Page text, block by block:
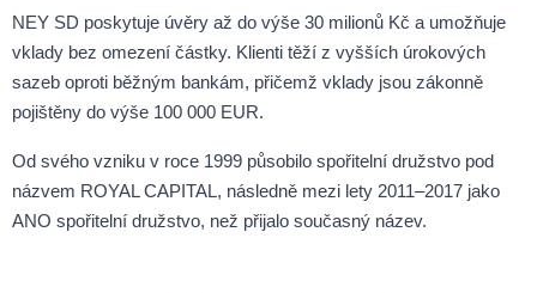
NEY SD poskytuje úvěry až do výše 30 milionů Kč a umožňuje
vklady bez omezení částky. Klienti těží z vyšších úrokových
sazeb oproti běžným bankám, přičemž vklady jsou zákonně
pojištěny do výše 100 000 EUR.
Od svého vzniku v roce 1999 působilo spořitelní družstvo pod
názvem ROYAL CAPITAL, následně mezi lety 2011–2017 jako
ANO spořitelní družstvo, než přijalo současný název.